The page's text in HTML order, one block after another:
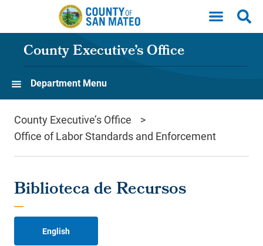
Skip to main content
County Executive’s Office
Department Menu
County Executive’s Office
Office of Labor Standards and Enforcement
Biblioteca de Recursos
English